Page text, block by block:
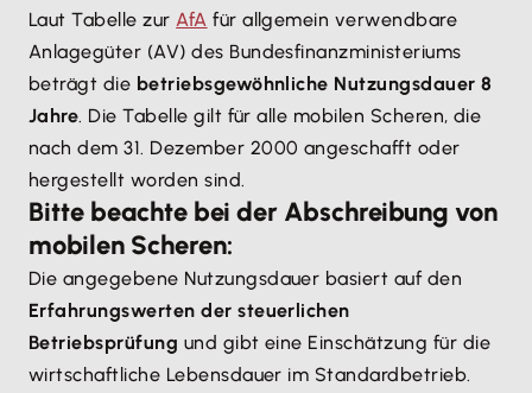
Laut Tabelle zurAfA für allgemein verwendbare
Anlagegüter (AV) des Bundesfinanzministeriums
beträgt die betriebsgewöhnliche Nutzungsdauer 8
Jahre. Die Tabelle gilt für alle mobilen Scheren, die
nach dem 31. Dezember 2000 angeschafft oder
hergestellt worden sind.
Bitte beachte bei der Abschreibung von
mobilen Scheren:
Die angegebene Nutzungsdauer basiert auf den
Erfahrungswerten der steuerlichen
Betriebsprüfung und gibt eine Einschätzung für die
wirtschaftliche Lebensdauer im Standardbetrieb.